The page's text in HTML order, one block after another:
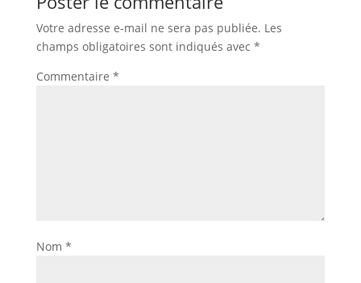
Votre adresse e-mail ne sera pas publiée. Les
champs obligatoires sont indiqués avec *
Commentaire *
Nom *